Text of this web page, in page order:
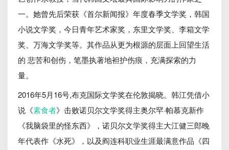
一。她曾先后荣获《首尔新闻报》年度春季文学奖，韩国
小说文学奖，今日青年艺术家奖，东里文学奖、李箱文学
奖、万海文学奖等。其作品从更为根源的层面上回望生活
的 悲苦和创伤，笔墨执著地袒护伤痕，充满探索的力
量。
2016年5月16号,布克国际文学奖在伦敦揭晓。韩江凭借小
说《素食者》击败诺贝尔文学奖得主奥尔罕·帕慕克新作
《我脑袋里的怪东西》，诺贝尔文学奖得主大江健三郎晚
年代表作《水死》，以及阎连科职业生涯最满意作品《四